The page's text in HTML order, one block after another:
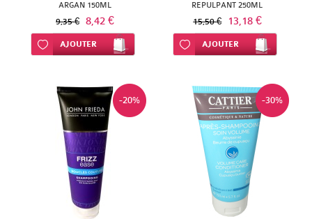
DIET
URGO
ARGAN 150ML
9,35 € 8,42 €
Ajouter à ma liste d’envie
AJOUTER
REPULPANT 250ML
15,50 € 13,18 €
Ajouter à ma liste d’envie
AJOUTER
-20% -30%